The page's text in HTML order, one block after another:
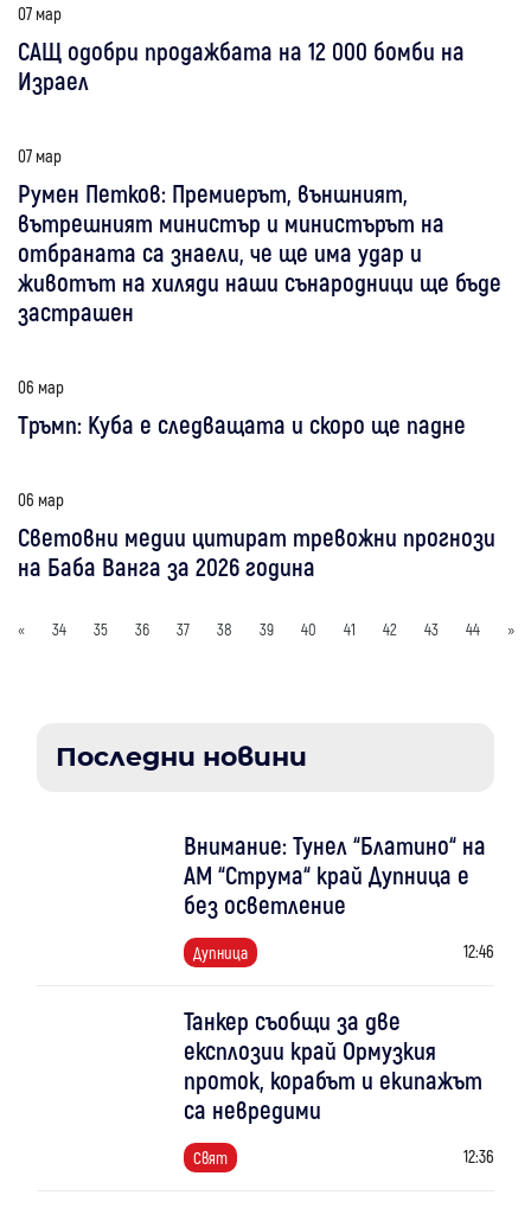
07 мар
САЩ одобри продажбата на 12 000 бомби на
Израел
07 мар
Румен Петков: Премиерът, външният,
вътрешният министър и министърът на
отбраната са знаели, че ще има удар и
животът на хиляди наши сънародници ще бъде
застрашен
06 мар
Тръмп: Куба е следващата и скоро ще падне
06 мар
Световни медии цитират тревожни прогнози
на Баба Ванга за 2026 година
« 34 35 36 37 38 39 40 41 42 43 44 »
Последни новини
Внимание: Тунел “Блатино“ на
АМ “Струма“ край Дупница е
без осветление
Дупница 12:46
Танкер съобщи за две
експлозии край Ормузкия
проток, корабът и екипажът
са невредими
Свят 12:36